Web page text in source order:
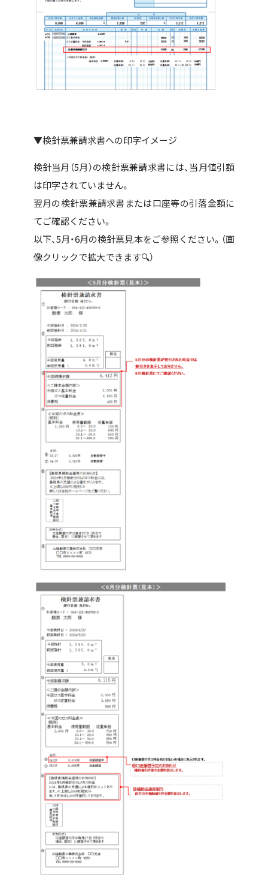
▼検針票兼請求書への印字イメージ
検針当月（5月）の検針票兼請求書には、当月値引額
は印字されていません。
翌月の検針票兼請求書または口座等の引落金額に
てご確認ください。
以下、5月・6月の検針票見本をご参照ください。（画
像クリックで拡大できます🔍）